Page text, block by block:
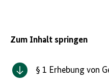
Zum Inhalt springen
§ 1 Erhebung von